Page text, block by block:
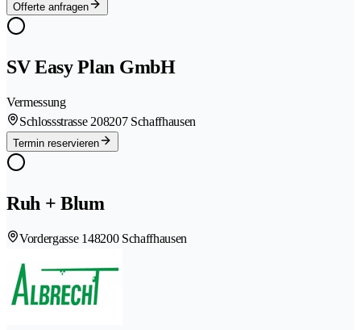
Offerte anfragen
SV Easy Plan GmbH
Vermessung
Schlossstrasse 208207 Schaffhausen
Termin reservieren
Ruh + Blum
Vordergasse 148200 Schaffhausen